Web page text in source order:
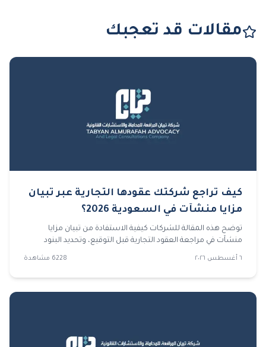
مقالات قد تعجبك
كيف تراجع شركتك عقودها التجارية عبر تبيان
مزايا منشآت في السعودية 2026؟
توضح هذه المقالة للشركات كيفية الاستفادة من تبيان مزايا
منشآت في مراجعة العقود التجارية قبل التوقيع، وتحديد البنود
الخطرة، وتجهيز المستندات، وتجنب الأخطاء التي قد تقود إلى
٦ أغسطس ٢٠٢٦ 6228 مشاهدة